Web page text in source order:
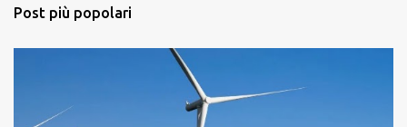
Post più popolari